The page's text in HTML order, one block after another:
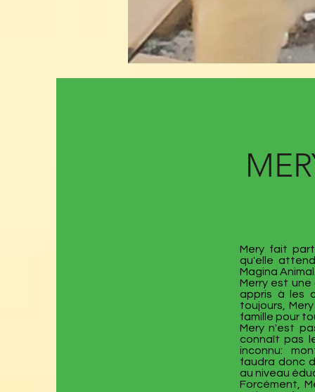
Mery fait
qu'elle
Magina Animal.
Merry est
appris à les
toujours,
famille pour
Mery n'est
connaît pas
inconnu:
faudra donc
au niveau
Forcément,